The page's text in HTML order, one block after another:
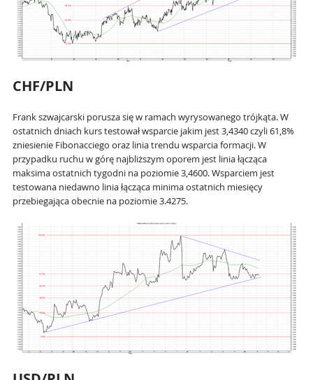
CHF/PLN
Frank szwajcarski porusza się w ramach wyrysowanego trójkąta. W
ostatnich dniach kurs testował wsparcie jakim jest 3,4340 czyli 61,8%
zniesienie Fibonacciego oraz linia trendu wsparcia formacji. W
przypadku ruchu w górę najbliższym oporem jest linia łącząca
maksima ostatnich tygodni na poziomie 3,4600. Wsparciem jest
testowana niedawno linia łącząca minima ostatnich miesięcy
przebiegająca obecnie na poziomie 3.4275.